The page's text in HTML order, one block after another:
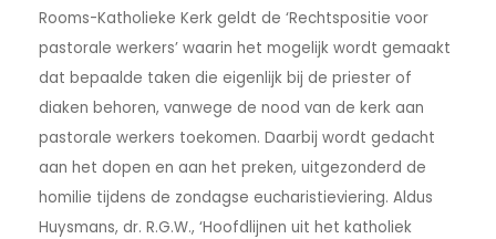
Rooms-Katholieke Kerk geldt de ‘Rechtspositie voor
pastorale werkers’ waarin het mogelijk wordt gemaakt
dat bepaalde taken die eigenlijk bij de priester of
diaken behoren, vanwege de nood van de kerk aan
pastorale werkers toekomen. Daarbij wordt gedacht
aan het dopen en aan het preken, uitgezonderd de
homilie tijdens de zondagse eucharistieviering. Aldus
Huysmans, dr. R.G.W., ‘Hoofdlijnen uit het katholiek